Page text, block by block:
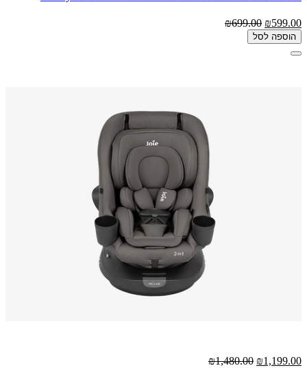
₪599.00
₪699.00
הוספה לסל
₪1,199.00
₪1,480.00